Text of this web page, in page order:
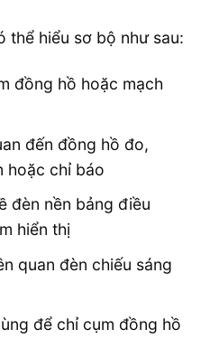
thể hiểu sơ bộ như sau:
đồng hồ hoặc mạch
đến đồng hồ đo,
hoặc chỉ báo
đèn nền bảng điều
hiển thị
quan đèn chiếu sáng
để chỉ cụm đồng hồ